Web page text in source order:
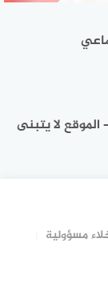
الموقع لا يتبنى
مسؤولية